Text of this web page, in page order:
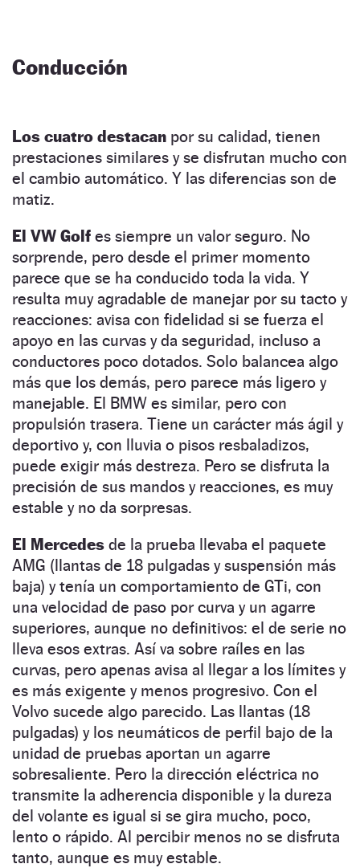
Conducción
Los cuatro destacan por su calidad, tienen
prestaciones similares y se disfrutan mucho con
el cambio automático. Y las diferencias son de
matiz.
El VW Golf es siempre un valor seguro. No
sorprende, pero desde el primer momento
parece que se ha conducido toda la vida. Y
resulta muy agradable de manejar por su tacto y
reacciones: avisa con fidelidad si se fuerza el
apoyo en las curvas y da seguridad, incluso a
conductores poco dotados. Solo balancea algo
más que los demás, pero parece más ligero y
manejable. El BMW es similar, pero con
propulsión trasera. Tiene un carácter más ágil y
deportivo y, con lluvia o pisos resbaladizos,
puede exigir más destreza. Pero se disfruta la
precisión de sus mandos y reacciones, es muy
estable y no da sorpresas.
El Mercedes de la prueba llevaba el paquete
AMG (llantas de 18 pulgadas y suspensión más
baja) y tenía un comportamiento de GTi, con
una velocidad de paso por curva y un agarre
superiores, aunque no definitivos: el de serie no
lleva esos extras. Así va sobre raíles en las
curvas, pero apenas avisa al llegar a los límites y
es más exigente y menos progresivo. Con el
Volvo sucede algo parecido. Las llantas (18
pulgadas) y los neumáticos de perfil bajo de la
unidad de pruebas aportan un agarre
sobresaliente. Pero la dirección eléctrica no
transmite la adherencia disponible y la dureza
del volante es igual si se gira mucho, poco,
lento o rápido. Al percibir menos no se disfruta
tanto, aunque es muy estable.